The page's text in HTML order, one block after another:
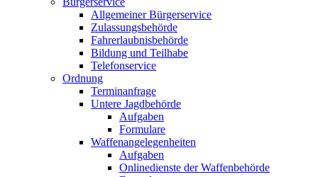
Allgemeiner Bürgerservice
Zulassungsbehörde
Fahrerlaubnisbehörde
Bildung und Teilhabe
Telefonservice
Ordnung
Terminanfrage
Untere Jagdbehörde
Aufgaben
Formulare
Waffenangelegenheiten
Aufgaben
Onlinedienste der Waffenbehörde